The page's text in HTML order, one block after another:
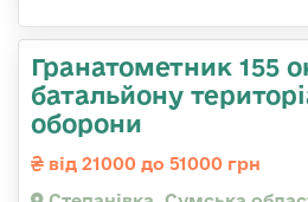
Гранатометник 155
батальйону
оборони
від 21000 до 51000 грн